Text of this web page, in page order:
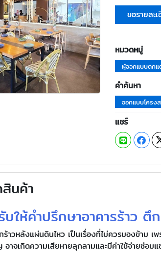
ขอรายละ
หมวดหมู่
ผู้ออกแบบตกแ
คำค้นหา
ออกแบบโครง
แชร์
นค้า
บให้คำปรึกษาอาคารร้าว
าวหลังแผ่นดินไหว เป็นเรื่องที่ไม่ควรมองข้าม เ
าจเกิดความเสียหายลุกลามและมีค่าใช้จ่ายซ่อม